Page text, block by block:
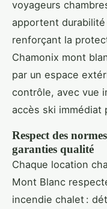
voyageurs
apportent
renforçant la
Chamonix mont
par un espace
contrôle, avec vue
accès ski immédiat
Respect des
garanties qualité
Chaque location
Mont Blanc
incendie chalet :